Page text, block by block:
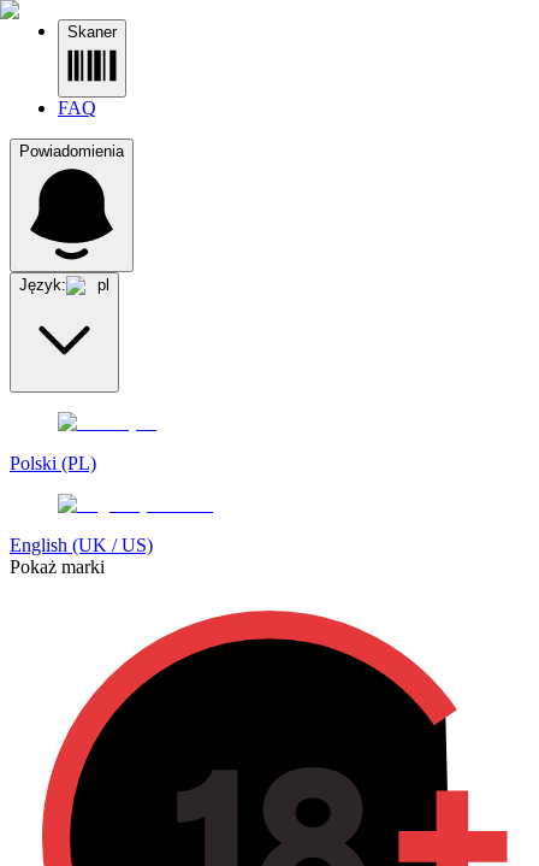
Skaner
FAQ
Powiadomienia
Język: pl
Polski (PL)
English (UK / US)
Pokaż marki